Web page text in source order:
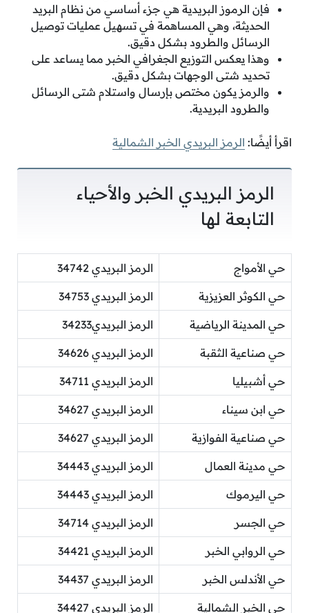
فإن الرموز البريدية هي جزء أساسي من نظام البريد
الحديثة، وهي المساهمة في تسهيل عمليات توصيل
الرسائل والطرود بشكل دقيق.
وهذا يعكس التوزيع الجغرافي الخبر مما يساعد على
تحديد شتى الوجهات بشكل دقيق.
والرمز يكون مختص بإرسال واستلام شتى الرسائل
والطرود البريدية.
اقرأ أيضًا: الرمز البريدي الخبر الشمالية
الرمز البريدي الخبر والأحياء
التابعة لها
حي الأمواج الرمز البريدي 34742
حي الكوثر العزيزية الرمز البريدي 34753
حي المدينة الرياضية الرمز البريدي34233
حي صناعية الثقبة الرمز البريدي 34626
حي أشبيليا الرمز البريدي 34711
حي ابن سيناء الرمز البريدي 34627
حي صناعية الفوازية الرمز البريدي 34627
حي مدينة العمال الرمز البريدي 34443
حي اليرموك الرمز البريدي 34443
حي الجسر الرمز البريدي 34714
حي الروابي الخبر الرمز البريدي 34421
حي الأندلس الخبر الرمز البريدي 34437
حي الخبر الشمالية الرمز البريدي 34427